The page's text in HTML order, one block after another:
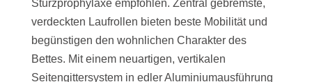
Sturzprophylaxe empfohlen. Zentral gebremste,
verdeckten Laufrollen bieten beste Mobilität und
begünstigen den wohnlichen Charakter des
Bettes. Mit einem neuartigen, vertikalen
Seitengittersystem in edler Aluminiumausführung